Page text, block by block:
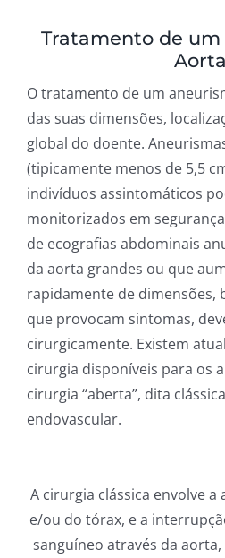
Tratamento de
Aorta
O tratamento de um
das suas dimensões,
global do doente.
(tipicamente menos de 5,5
indivíduos assintomáticos
monitorizados em
de ecografias abdominais
da aorta grandes ou que
rapidamente de dimensões,
que provocam sintomas,
cirurgicamente. Existem
cirurgia disponíveis para os
cirurgia “aberta”, dita
endovascular.
A cirurgia clássica envolve
e/ou do tórax, e a
sanguíneo através da